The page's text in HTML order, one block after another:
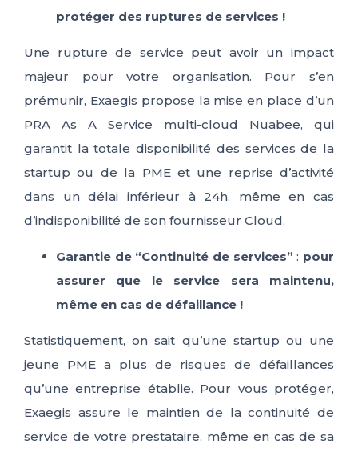
protéger des ruptures de services !
Une rupture de service peut avoir un impact
majeur pour votre organisation. Pour s’en
prémunir, Exaegis propose la mise en place d’un
PRA As A Service multi-cloud Nuabee, qui
garantit la totale disponibilité des services de la
startup ou de la PME et une reprise d’activité
dans un délai inférieur à 24h, même en cas
d’indisponibilité de son fournisseur Cloud.
Garantie de “Continuité de services” : pour
assurer que le service sera maintenu,
même en cas de défaillance !
Statistiquement, on sait qu’une startup ou une
jeune PME a plus de risques de défaillances
qu’une entreprise établie. Pour vous protéger,
Exaegis assure le maintien de la continuité de
service de votre prestataire, même en cas de sa